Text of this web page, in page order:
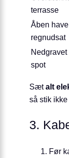
terrasse
Åben
regnudsat
Nedgravet
spot
Sætalt
så stik
3.
Før